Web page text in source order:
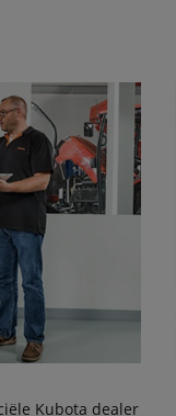
Kubota dealer